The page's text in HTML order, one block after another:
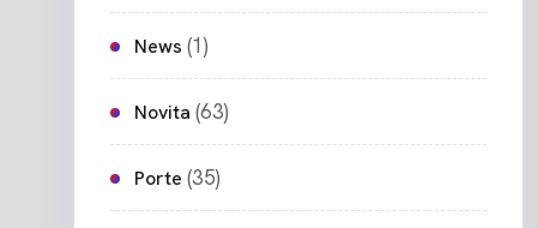
News (1)
Novita (63)
Porte (35)